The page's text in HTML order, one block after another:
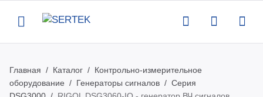
Главная Каталог
Контрольно-измерительное
оборудование
Генераторы сигналов
Серия